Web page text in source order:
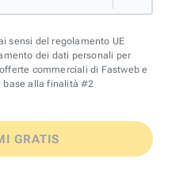
sensi del regolamento UE
dei dati personali per
commerciali di Fastweb e
base alla finalità #2
GRATIS